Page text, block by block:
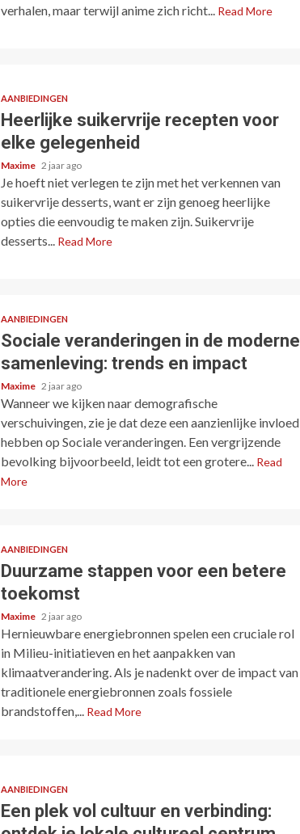
verhalen, maar terwijl anime zich richt... Read More
AANBIEDINGEN
Heerlijke suikervrije recepten voor
elke gelegenheid
Maxime 2 jaar ago
Je hoeft niet verlegen te zijn met het verkennen van
suikervrije desserts, want er zijn genoeg heerlijke
opties die eenvoudig te maken zijn. Suikervrije
desserts... Read More
AANBIEDINGEN
Sociale veranderingen in de moderne
samenleving: trends en impact
Maxime 2 jaar ago
Wanneer we kijken naar demografische
verschuivingen, zie je dat deze een aanzienlijke invloed
hebben op Sociale veranderingen. Een vergrijzende
bevolking bijvoorbeeld, leidt tot een grotere... Read
More
AANBIEDINGEN
Duurzame stappen voor een betere
toekomst
Maxime 2 jaar ago
Hernieuwbare energiebronnen spelen een cruciale rol
in Milieu-initiatieven en het aanpakken van
klimaatverandering. Als je nadenkt over de impact van
traditionele energiebronnen zoals fossiele
brandstoffen,... Read More
AANBIEDINGEN
Een plek vol cultuur en verbinding: